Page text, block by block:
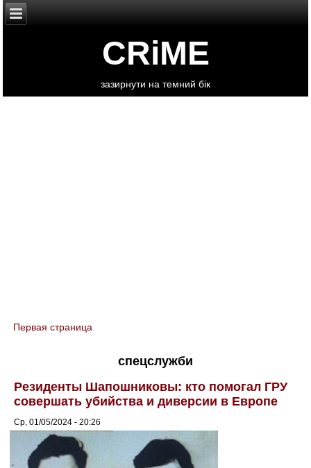
CRiME
зазирнути на темний бік
You are here
Первая страница
спецслужби
Резиденты Шапошниковы: кто помогал ГРУ
совершать убийства и диверсии в Европе
Ср, 01/05/2024 - 20:26